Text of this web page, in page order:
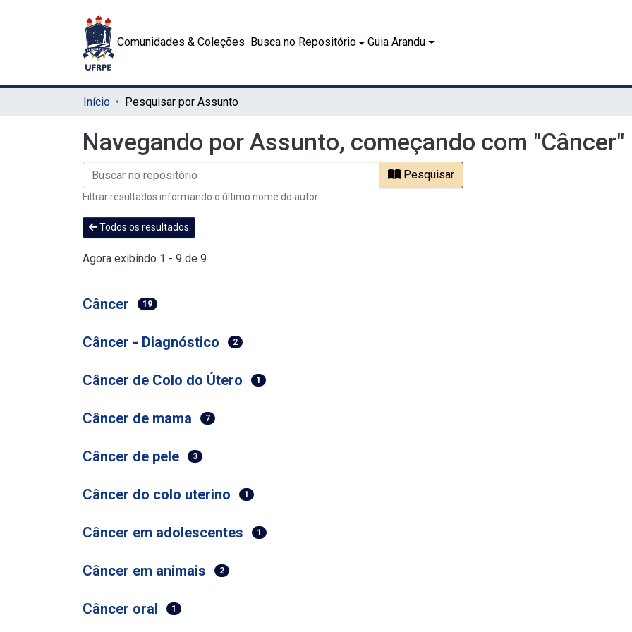
Comunidades & Coleções Busca no Repositório Guia Arandu
Início Pesquisar por Assunto
Navegando por Assunto, começando com "Câncer"
Pesquisar
Filtrar resultados informando o último nome do autor
Todos os resultados
Agora exibindo 1 - 9 de 9
Câncer 19
Câncer - Diagnóstico 2
Câncer de Colo do Útero 1
Câncer de mama 7
Câncer de pele 3
Câncer do colo uterino 1
Câncer em adolescentes 1
Câncer em animais 2
Câncer oral 1